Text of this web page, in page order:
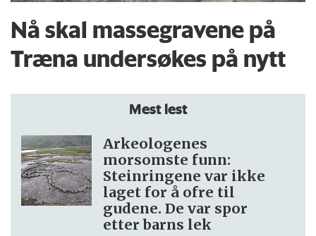
Nå skal massegravene på
Træna undersøkes på nytt
Mest lest
Arkeologenes
morsomste funn:
Steinringene var ikke
laget for å ofre til
gudene. De var spor
etter barns lek